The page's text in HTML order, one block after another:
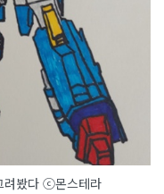
려봤다 ⓒ몬스테라